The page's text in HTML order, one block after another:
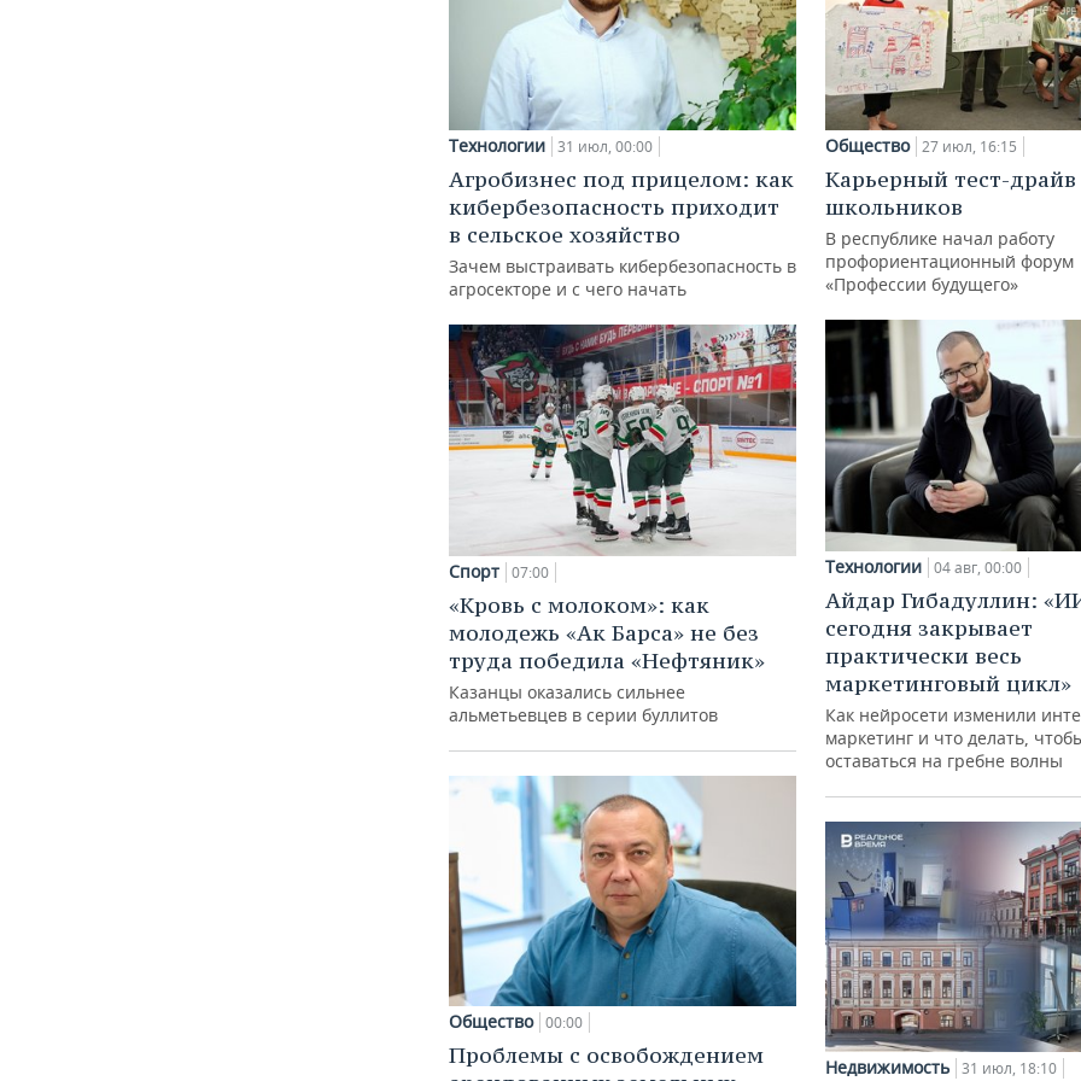
Технологии 31 июл, 00:00
Агробизнес под прицелом: как
кибербезопасность приходит
в сельское хозяйство
Зачем выстраивать кибербезопасность в
агросекторе и с чего начать
Спорт 07:00
«Кровь с молоком»: как
молодежь «Ак Барса» не без
труда победила «Нефтяник»
Казанцы оказались сильнее
альметьевцев в серии буллитов
Общество 00:00
Проблемы с освобождением
Общество 27 июл, 16:15
Карьерный тест-драйв
школьников
В республике начал работу
профориентационный форум
«Профессии будущего»
Технологии 04 авг, 00:00
Айдар Гибадуллин:
сегодня закрывает
практически весь
маркетинговый цикл»
Как нейросети изменили
маркетинг и что делать,
оставаться на гребне волны
Недвижимость 31 июл, 18:10